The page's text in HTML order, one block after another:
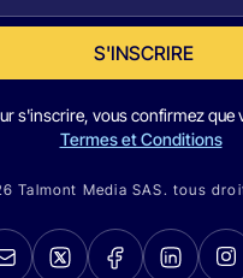
S'INSCRIRE
s'inscrire, vous confirmez que
Termes et Conditions
Talmont Media SAS. tous